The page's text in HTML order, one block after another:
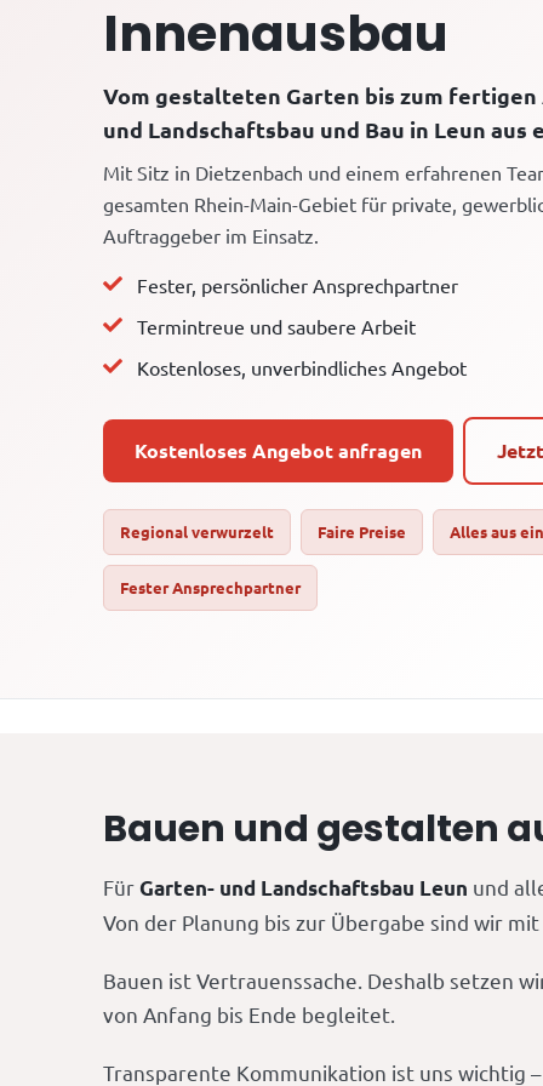
Innenausbau
Vom gestalteten Garten bis zum fertigen
und Landschaftsbau und Bau in Leun aus
Mit Sitz in Dietzenbach und einem erfahrenen
gesamten Rhein-Main-Gebiet für private,
Auftraggeber im Einsatz.
Fester, persönlicher Ansprechpartner
Termintreue und saubere Arbeit
Kostenloses, unverbindliches Angebot
Kostenloses Angebot anfragen
Regional verwurzelt Faire Preise Alles aus
Fester Ansprechpartner
Bauen und gestalten
FürGarten- und Landschaftsbau Leun und
Von der Planung bis zur Übergabe sind wir
Bauen ist Vertrauenssache. Deshalb setzen
von Anfang bis Ende begleitet.
Transparente Kommunikation ist uns wichtig